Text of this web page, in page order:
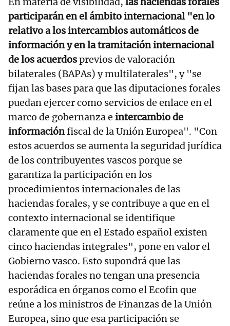
participarán en el ámbito internacional "en lo
relativo a los intercambios automáticos de
información y en la tramitación internacional
de los acuerdosprevios de valoración
bilaterales (BAPAs) y multilaterales", y "se
fijan las bases para que las diputaciones forales
puedan ejercer como servicios de enlace en el
marco de gobernanza e intercambio de
informaciónfiscal de la Unión Europea". "Con
estos acuerdos se aumenta la seguridad jurídica
de los contribuyentes vascos porque se
garantiza la participación en los
procedimientos internacionales de las
haciendas forales, y se contribuye a que en el
contexto internacional se identifique
claramente que en el Estado español existen
cinco haciendas integrales", pone en valor el
Gobierno vasco. Esto supondrá que las
haciendas forales no tengan una presencia
esporádica en órganos como el Ecofin que
reúne a los ministros de Finanzas de la Unión
Europea, sino que esa participación se